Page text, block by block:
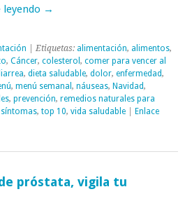
leyendo →
| Etiquetas: alimentación, alimentos,
, Cáncer, colesterol , comer para vencer al
, dieta saludable, dolor, enfermedad,
, menú semanal , náuseas, Navidad,
, prevención, remedios naturales para
síntomas, top 10, vida saludable
Enlace
próstata, vigila tu